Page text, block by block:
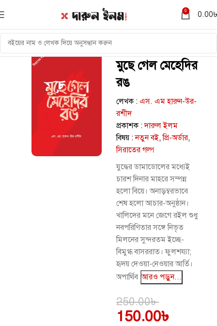
0 0.00
মুছে গেল মেহেদির
রঙ
লেখক :এস. এম হারুন-উর-
রশীদ
প্রকাশক :দারুল ইলম
বিষয় :নতুন বই,প্রি-অর্ডার,
সিরাতের গল্প
যুদ্ধের ডামাডোলের মধ্যেই
চারশ দিনার মাহরে সম্পন্ন
হলো বিয়ে। অনাড়ম্বরভাবে
শেষ হলো আচার-অনুষ্ঠান।
খালিদের মনে জেগে রইল শুধু
নবপরিণিতার সঙ্গে নিভৃত
মিলনের সুন্দরতম ইচ্ছে-
বিমুগ্ধ বাসররাত। ফুলশয্যা;
হৃদয় দেওয়া-নেওয়ার আর্তি।
অপার্থিব আরও পড়ুন...
250.00৳
150.00৳